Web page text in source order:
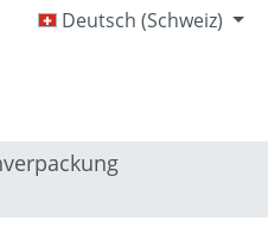
Deutsch (Schweiz)